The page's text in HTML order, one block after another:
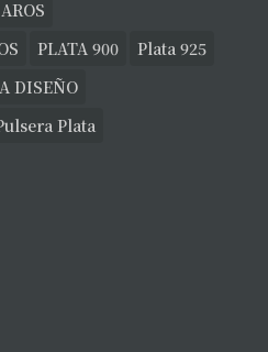
PLATA 900
Plata 925
DISEÑO
Plata